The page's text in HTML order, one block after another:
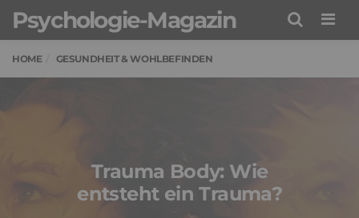
Psychologie-Magazin
HOME GESUNDHEIT & WOHLBEFINDEN
Trauma Body: Wie
entsteht ein Trauma?